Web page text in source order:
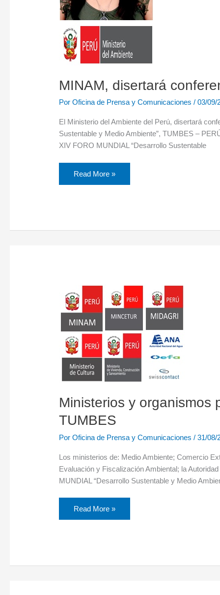
MINAM, disertará
PorOficina de Prensa y Comunicaciones/03/09/
El Ministerio del Ambiente del Perú, disertará
Sustentable y Medio Ambiente”, TUMBES –
XIV FORO MUNDIAL “Desarrollo Sustentable
Read More »
Ministerios y organismos
TUMBES
PorOficina de Prensa y Comunicaciones/31/08/
Los ministerios de: Medio Ambiente; Comercio
Evaluación y Fiscalización Ambiental; la
MUNDIAL “Desarrollo Sustentable y Medio
Ministerios
y
organismos
presentarán
conferencias
en
el
XIV
FORO
MUNDIAL
TUMBES
Read More »